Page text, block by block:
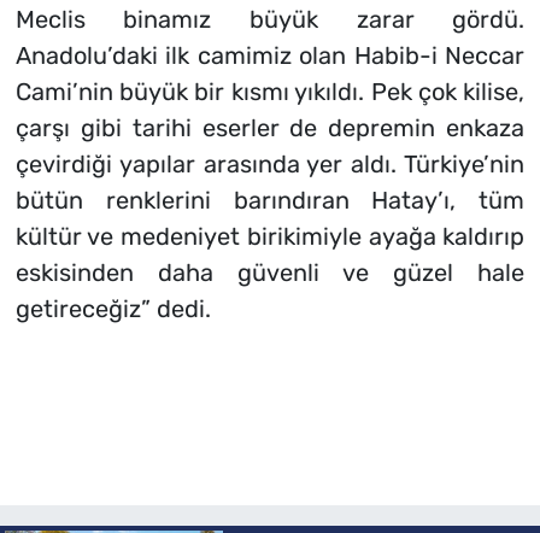
Meclis binamız büyük zarar gördü.
Anadolu’daki ilk camimiz olan Habib-i Neccar
Cami’nin büyük bir kısmı yıkıldı. Pek çok kilise,
çarşı gibi tarihi eserler de depremin enkaza
çevirdiği yapılar arasında yer aldı. Türkiye’nin
bütün renklerini barındıran Hatay’ı, tüm
kültür ve medeniyet birikimiyle ayağa kaldırıp
eskisinden daha güvenli ve güzel hale
getireceğiz” dedi.